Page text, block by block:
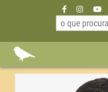
Dr Willian
Paulo